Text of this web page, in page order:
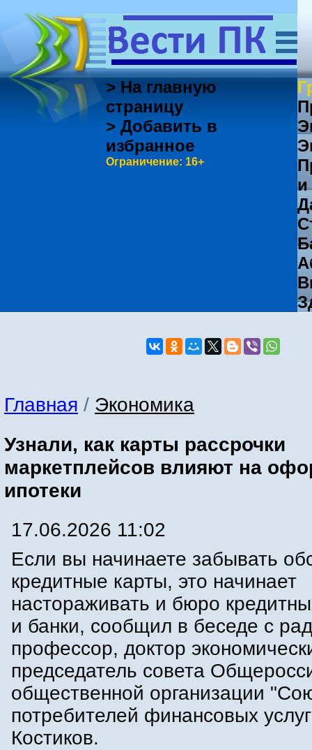
> На главную
страницу
> Добавить в
избранное
Ограничение: 16+
Главная / Экономика
Узнали, как карты рассрочки
маркетплейсов влияют на
ипотеки
17.06.2026 11:02
Если вы начинаете забывать
кредитные карты, это начинает
настораживать и бюро
и банки, сообщил в беседе с
профессор, доктор
председатель совета
общественной организации
потребителей финансовых
Костиков.